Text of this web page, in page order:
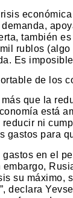
también
rublos
Es
de los
que la
está
reducir ni
gastos para
gastos en el
su máximo,
declara